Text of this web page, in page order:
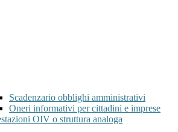
Scadenzario obblighi amministrativi
Oneri informativi per cittadini e imprese
OIV o struttura analoga